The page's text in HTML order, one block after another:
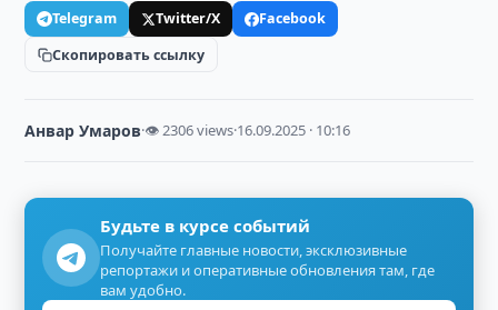
Telegram Twitter/X
Facebook
Скопировать ссылку
Анвар Умаров·👁 2306 views·16.09.2025 · 10:16
Будьте в курсе событий
Получайте главные новости, эксклюзивные
репортажи и оперативные обновления там, где
вам удобно.